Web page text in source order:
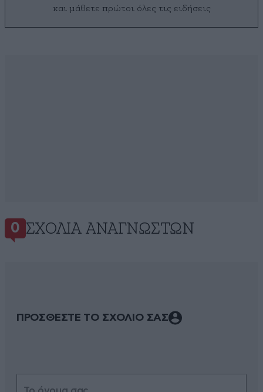
και μάθετε πρώτοι όλες τις ειδήσεις
0 ΣΧΌΛΙΑ ΑΝΑΓΝΩΣΤΏΝ
ΠΡΟΣΘΕΣΤΕ ΤΟ ΣΧΟΛΙΟ ΣΑΣ